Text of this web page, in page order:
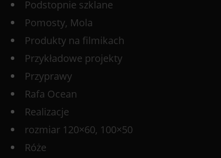
Podstopnie szklane
Pomosty, Mola
Produkty na filmikach
Przykładowe projekty
Przyprawy
Rafa Ocean
Realizacje
rozmiar 120×60, 100×50
Róże